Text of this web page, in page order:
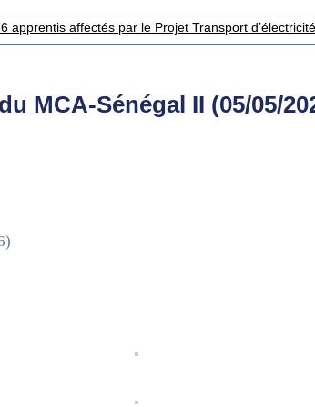
affectés par le Projet Transport
MCA-Sénégal II (05/05/